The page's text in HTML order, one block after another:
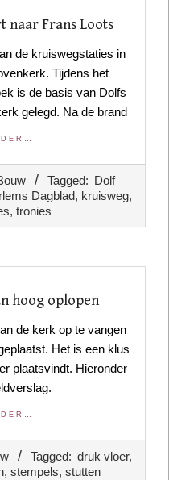
naar Frans Loots
de kruiswegstaties in
Tijdens het
is de basis van Dolfs
gelegd. Na de brand
Tagged: Dolf
Dagblad, kruisweg,
, tronies
hoog oplopen
de kerk op te vangen
Het is een klus
plaatsvindt. Hieronder
Tagged: druk vloer,
, stempels, stutten